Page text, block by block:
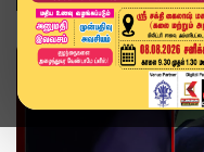
வீடியோ ஸ்டோரி